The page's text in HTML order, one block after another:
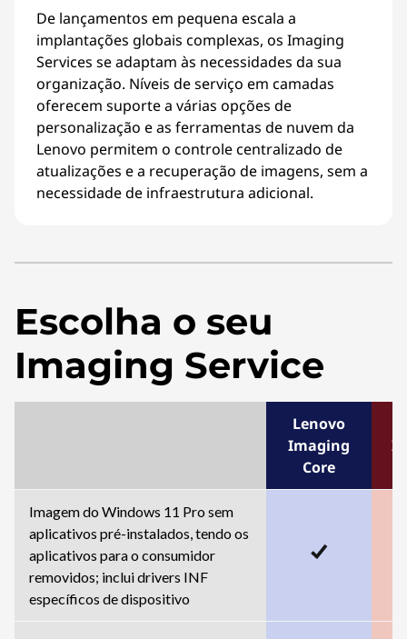
De lançamentos em pequena escala a
implantações globais complexas, os Imaging
Services se adaptam às necessidades da sua
organização. Níveis de serviço em camadas
oferecem suporte a várias opções de
personalização e as ferramentas de nuvem da
Lenovo permitem o controle centralizado de
atualizações e a recuperação de imagens, sem a
necessidade de infraestrutura adicional.
Escolha o seu
Imaging Service
Lenovo
Imaging
Core
Imagem do Windows 11 Pro sem
aplicativos pré-instalados, tendo os
aplicativos para o consumidor
removidos; inclui drivers INF
específicos de dispositivo